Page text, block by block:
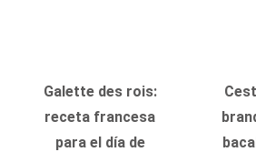
Galette des rois:
receta francesa
para el día de